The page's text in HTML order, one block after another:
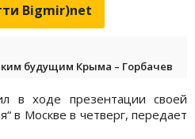
Bigmir)net
будущим Крыма – Горбачев
в ходе презентации своей
в Москве в четверг, передает